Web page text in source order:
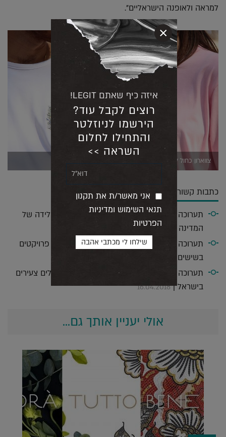
למראה ולאופנה הישראליים".
צווארון כחול לבן, יום שדה (צילום כרמל רובינשטיין)
כתבות קשורות בתחום
תערוכה חדשה תציג הצצה דרמטית אל חדר הלידה של
המדינה |
11.04.2018
תערוכה חדשה לאדריכל אריה שרון: שש מאות פרויקטים
בשישים שנה |
תערוכה חדשה משקפת את יצירתם של אדריכלים צעירים
בישראל |16.04.2018
אולי יעניין אותך גם...
איזה כיף שאתם LEGIT!
רוצים לקבל עוד?
הירשמו לניוזלטר
והתחילו לחלום
השראה >>
אני מאשר/ת את תקנון
תנאי השימוש ומדיניות
הפרטיות
×